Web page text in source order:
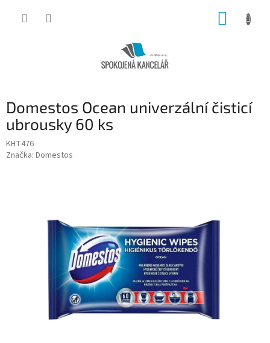
Domestos Ocean univerzální čisticí
ubrousky 60 ks
KHT476
Značka: Domestos